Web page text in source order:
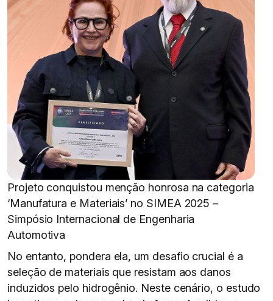
Projeto conquistou menção honrosa na categoria
‘Manufatura e Materiais’ no SIMEA 2025 –
Simpósio Internacional de Engenharia
Automotiva
No entanto, pondera ela, um desafio crucial é a
seleção de materiais que resistam aos danos
induzidos pelo hidrogênio. Neste cenário, o estudo